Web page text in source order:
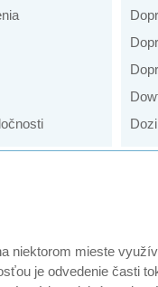
niektorom mieste
je odvedenie časti